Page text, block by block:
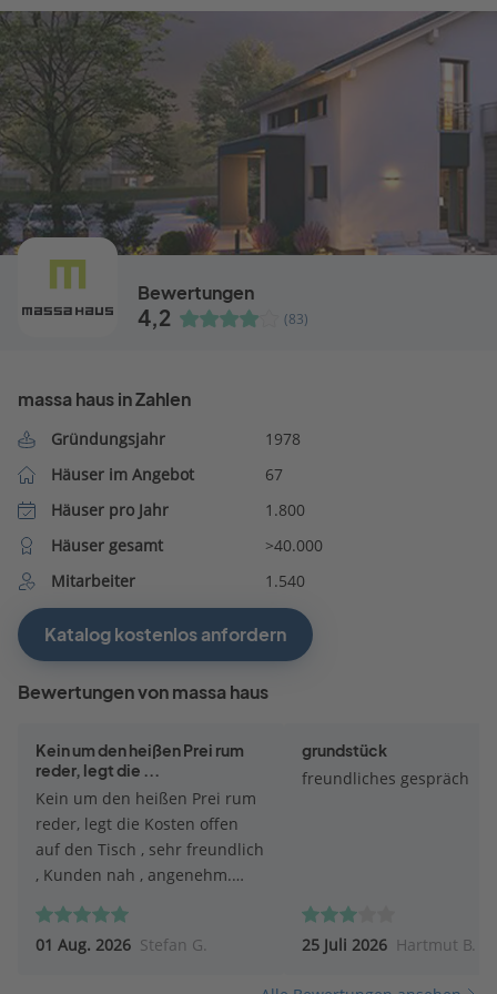
Bewertungen
4,2 (83)
massa haus in Zahlen
Gründungsjahr
1978
Häuser im Angebot
67
Häuser pro Jahr
1.800
Häuser gesamt
>40.000
Mitarbeiter
1.540
Katalog kostenlos anfordern
Bewertungen von massa haus
Kein um den heißen Prei rum
reder, legt die ...
Kein um den heißen Prei rum
reder, legt die Kosten offen
auf den Tisch , sehr freundlich
, Kunden nah , angenehm.
01 Aug. 2026 Stefan G.
grundstück
freundliches gespräch
25 Juli 2026 Hartmut B.